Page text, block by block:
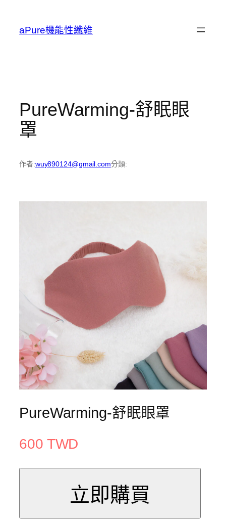
aPure機能性纖維
PureWarming-舒眠眼
罩
作者:wuy890124@gmail.com分類:
PureWarming-舒眠眼罩
600 TWD